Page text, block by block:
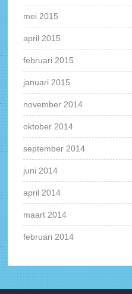
mei 2015
april 2015
februari 2015
januari 2015
november 2014
oktober 2014
september 2014
juni 2014
april 2014
maart 2014
februari 2014